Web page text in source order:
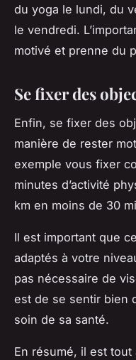
du yoga le lundi, du
le vendredi.
motivé et prenne du
Se fixer des
Enfin, se fixer des
manière de rester
exemple vous fixer
minutes d’activité
km en moins de 30
Il est important que
adaptés à votre
pas nécessaire de
est de se sentir bien
soin de sa santé.
En résumé, il est tout